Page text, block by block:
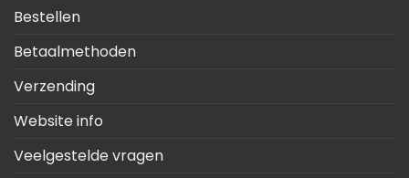
Bestellen
Betaalmethoden
Verzending
Website info
Veelgestelde vragen